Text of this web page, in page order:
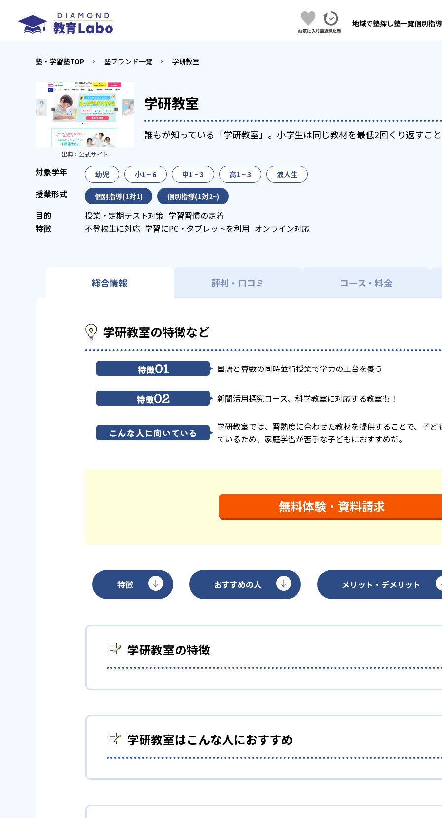
地域で塾探し塾一覧個別指
塾・学習塾TOP 塾ブランド一覧 学研教室
学研教室
誰もが知っている「学研教室」。小学生は同じ教材を最低2回くり返すこ
出典： 公式サイト
幼児 小1 ~ 6 中1 ~ 3 高1 ~ 3 浪人生
個別指導(1対1) 個別指導(1対2~)
授業・定期テスト対策 学習習慣の定着
不登校生に対応 学習にPC・タブレットを利用 オンライン対応
総合情報 評判・口コミ コース・料金
学研教室の特徴など
特徴01 国語と算数の同時並行授業で学力の土台を養う
特徴02 新聞活用探究コース、科学教室に対応する教室も！
こんな人に向いている
学研教室では、習熟度に合わせた教材を提供することで、子
ているため、家庭学習が苦手な子どもにおすすめだ。
無料体験・資料請求
特徴 おすすめの人 メリット・デメリット
学研教室の特徴
01 3歳から高校生まで「無学年方式」で個別指導
学研教室は、0･1･2歳から高校生までを対象として個別指導を行っている。学校の進度や学年
ことができるため、一度立ち止まってわからないところをしっかり学習したり、余裕がある場
02 生徒それぞれに最適化された学習計画を設計
学研教室はこんな人におすすめ
勉強全体の底力を上げたい人向け